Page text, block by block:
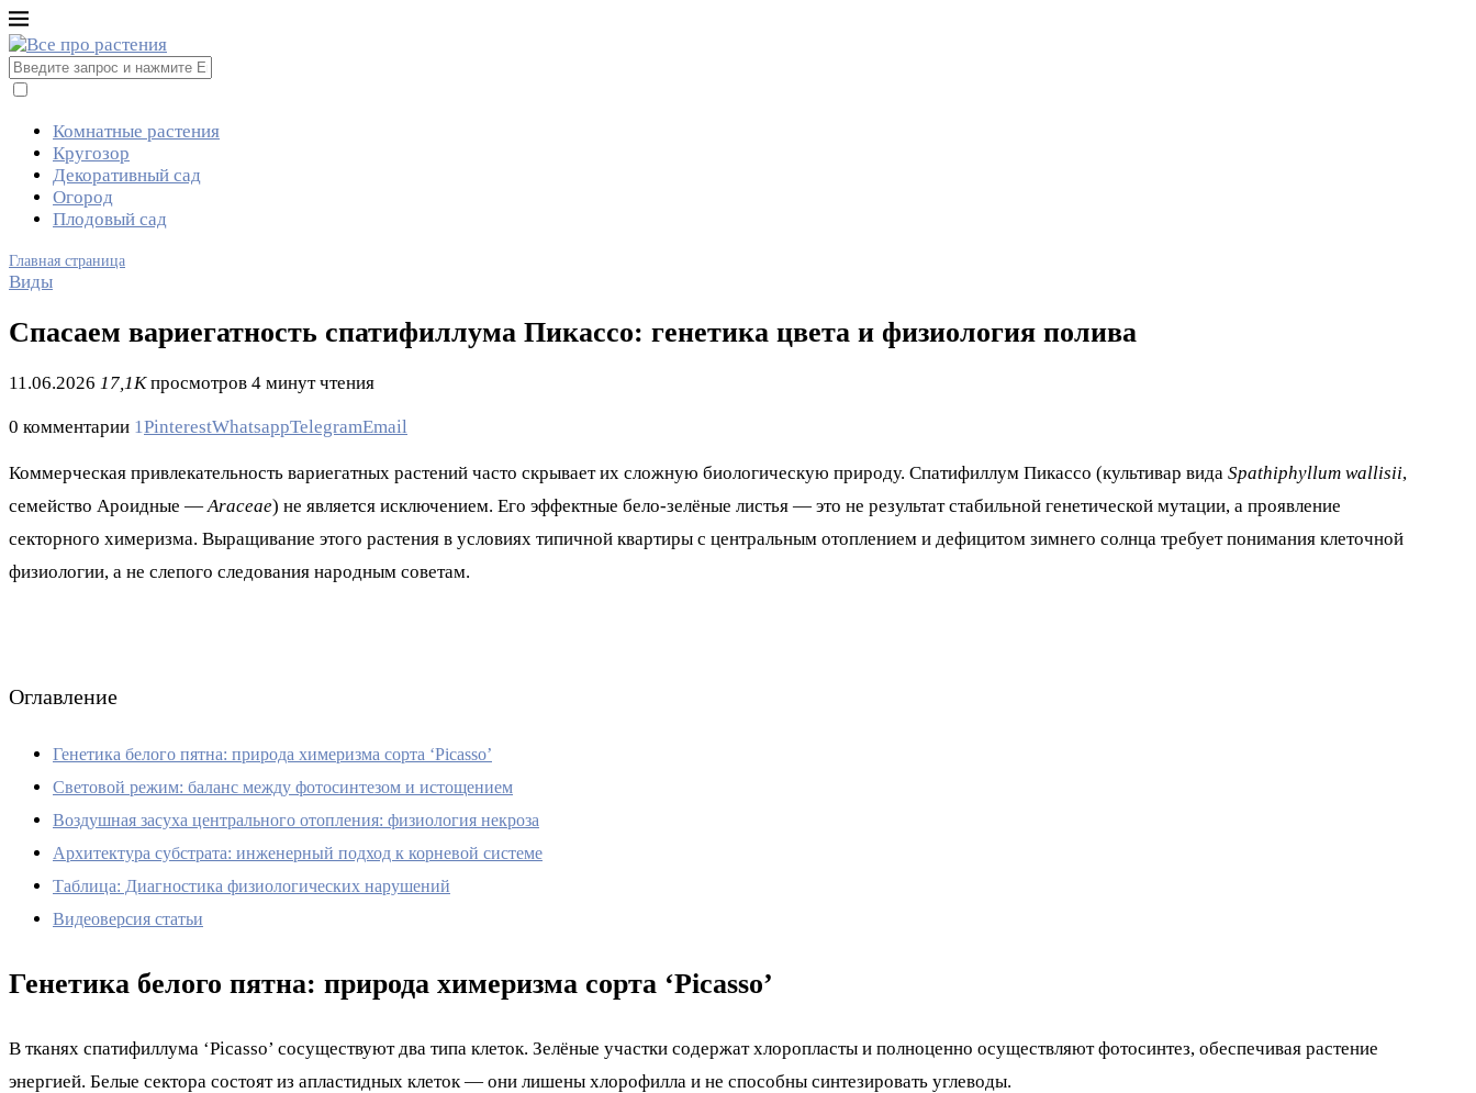
Комнатные растения
Кругозор
Декоративный сад
Огород
Плодовый сад
Главная страница
Виды
Спасаем вариегатность спатифиллума Пикассо: генетика цвета и физиология полива
11.06.2026 17,1Kпросмотров 4 минут чтения
0 комментарии 1PinterestWhatsappTelegramEmail
Коммерческая привлекательность вариегатных растений часто скрывает их сложную биологическую природу. Спатифиллум Пикассо (культивар вида Spathiphyllum wallisii,
семейство Ароидные —Araceae) не является исключением. Его эффектные бело-зелёные листья — это не результат стабильной генетической мутации, а проявление
секторного химеризма. Выращивание этого растения в условиях типичной квартиры с центральным отоплением и дефицитом зимнего солнца требует понимания клеточной
физиологии, а не слепого следования народным советам.
Оглавление
Генетика белого пятна: природа химеризма сорта ‘Picasso’
Световой режим: баланс между фотосинтезом и истощением
Воздушная засуха центрального отопления: физиология некроза
Архитектура субстрата: инженерный подход к корневой системе
Таблица: Диагностика физиологических нарушений
Видеоверсия статьи
Генетика белого пятна: природа химеризма сорта ‘Picasso’
В тканях спатифиллума ‘Picasso’ сосуществуют два типа клеток. Зелёные участки содержат хлоропласты и полноценно осуществляют фотосинтез, обеспечивая растение
энергией. Белые сектора состоят из апластидных клеток — они лишены хлорофилла и не способны синтезировать углеводы.